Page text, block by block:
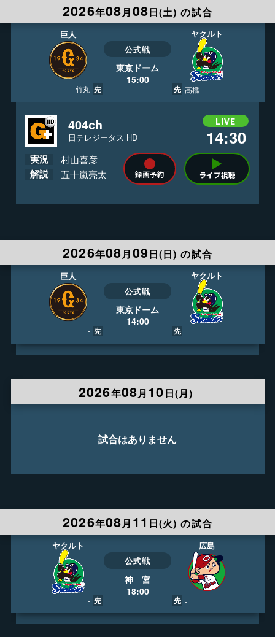
お申し込み
J:COMプロ野球アプリ
J:COMプロ野球ガイド
2026年08月 08日(土) の試合
巨人
竹丸 先
公式戦
東京ドーム
15:00
ヤクルト
先 高橋
404ch
日テレジータス HD
LIVE
14:30
実況 村山喜彦
解説 五十嵐亮太 ライブ視聴
録画予約
2026年08月 09日(日) の試合
巨人
- 先
公式戦
東京ドーム
14:00
ヤクルト
先 -
日テレジータス HD 13:30
梅澤 廉2026年08月 10日(月)
試合はありません
2026年08月 11 日(火) の試合
ヤクルト
- 先
公式戦
神 宮
18:00
広島
先 -